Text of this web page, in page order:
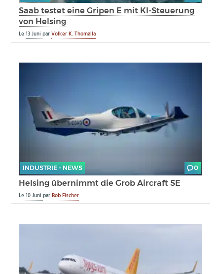
Saab testet eine Gripen E mit KI-Steuerung
von Helsing
Le13 JuniparVolker K. Thomalla
INDUSTRIE - NEWS 0
Helsing übernimmt die Grob Aircraft SE
Le10 JuniparBob Fischer